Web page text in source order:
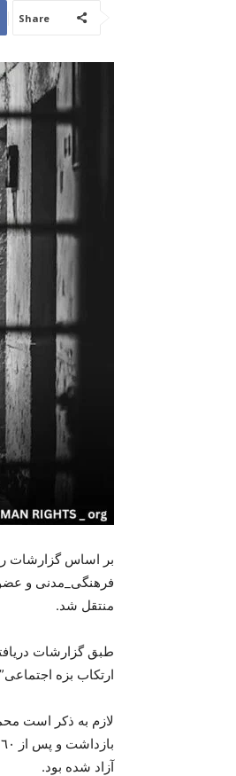
Share
فرهنگی_مدنی و عضو
منتقل شد.
طبق گزارشات
ارتکاب بزه
آزاد شدە بود.